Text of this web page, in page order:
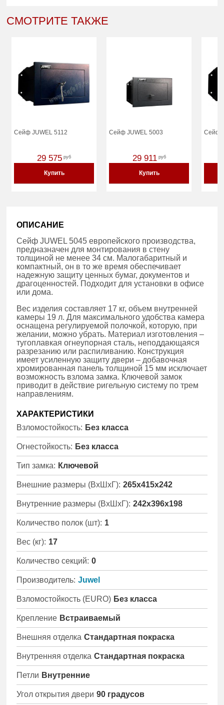
СМОТРИТЕ ТАКЖЕ
Сейф JUWEL 5112
29 575 руб
Купить
Сейф JUWEL 5003
29 911 руб
Купить
Сейф
ОПИСАНИЕ
Сейф JUWEL 5045 европейского производства,
предназначен для монтирования в стену
толщиной не менее 34 см. Малогабаритный и
компактный, он в то же время обеспечивает
надежную защиту ценных бумаг, документов и
драгоценностей. Подходит для установки в офисе
или дома.
Вес изделия составляет 17 кг, объем внутренней
камеры 19 л. Для максимального удобства камера
оснащена регулируемой полочкой, которую, при
желании, можно убрать. Материал изготовления –
тугоплавкая огнеупорная сталь, неподдающаяся
разрезанию или распиливанию. Конструкция
имеет усиленную защиту двери – добавочная
хромированная панель толщиной 15 мм исключает
возможность взлома замка. Ключевой замок
приводит в действие ригельную систему по трем
направлениям.
ХАРАКТЕРИСТИКИ
Взломостойкость: Без класса
Огнестойкость: Без класса
Тип замка: Ключевой
Внешние размеры (ВхШхГ): 265x415x242
Внутренние размеры (ВхШхГ): 242x396x198
Количество полок (шт): 1
Вес (кг): 17
Количество секций: 0
Производитель: Juwel
Взломостойкость (EURO) Без класса
Крепление Встраиваемый
Внешняя отделка Стандартная покраска
Внутренняя отделка Стандартная покраска
Петли Внутренние
Угол открытия двери 90 градусов